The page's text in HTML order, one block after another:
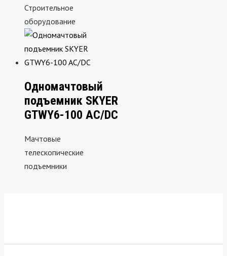
Строительное
оборудование
Одномачтовый
подъемник SKYER
GTWY6-100 AC/DC
Мачтовые
телескопические
подъемники